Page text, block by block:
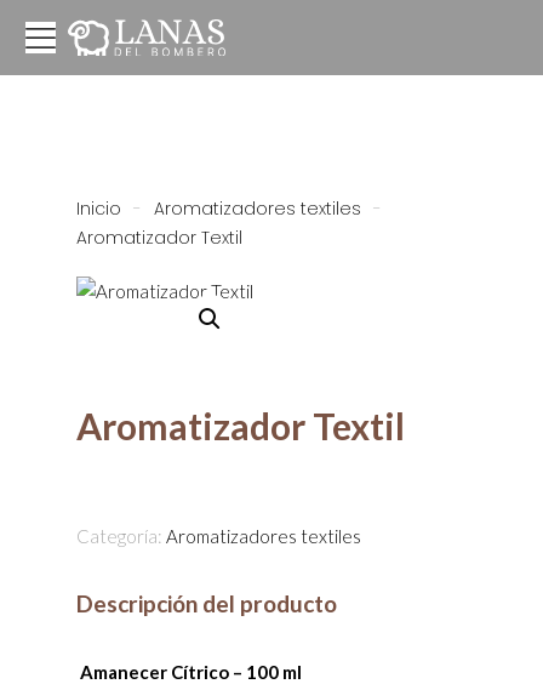
Inicio - Aromatizadores textiles -
Aromatizador Textil
Aromatizador Textil
Categoría: Aromatizadores textiles
Descripción del producto
Amanecer Cítrico – 100 ml